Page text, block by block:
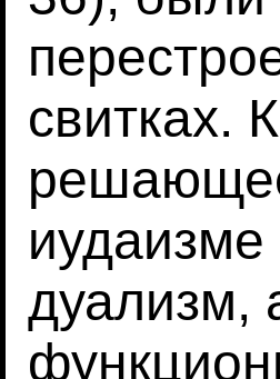
свитках.
иудаизме
дуализм,